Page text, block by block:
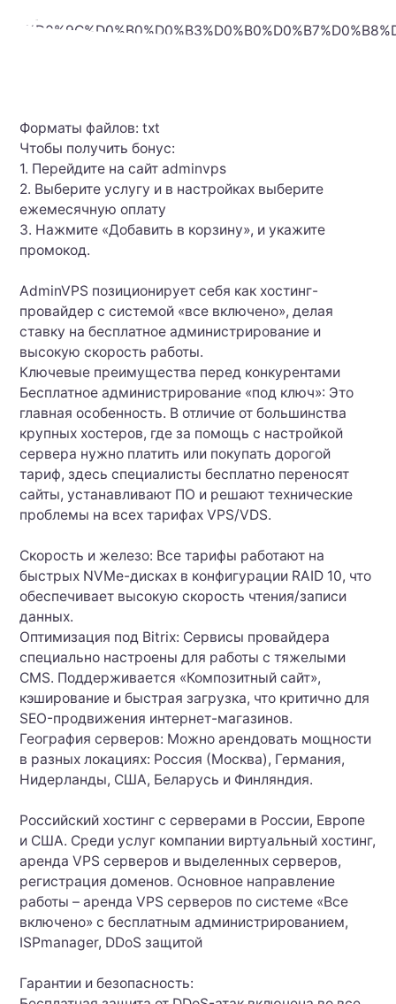
Форматы файлов: txt
Чтобы получить бонус:
1. Перейдите на сайт adminvps
2. Выберите услугу и в настройках выберите
ежемесячную оплату
3. Нажмите «Добавить в корзину», и укажите
промокод.
AdminVPS позиционирует себя как хостинг-
провайдер с системой «все включено», делая
ставку на бесплатное администрирование и
высокую скорость работы.
Ключевые преимущества перед конкурентами
Бесплатное администрирование «под ключ»: Это
главная особенность. В отличие от большинства
крупных хостеров, где за помощь с настройкой
сервера нужно платить или покупать дорогой
тариф, здесь специалисты бесплатно переносят
сайты, устанавливают ПО и решают технические
проблемы на всех тарифах VPS/VDS.
Скорость и железо: Все тарифы работают на
быстрых NVMe-дисках в конфигурации RAID 10, что
обеспечивает высокую скорость чтения/записи
данных.
Оптимизация под Bitrix: Сервисы провайдера
специально настроены для работы с тяжелыми
CMS. Поддерживается «Композитный сайт»,
кэширование и быстрая загрузка, что критично для
SEO-продвижения интернет-магазинов.
География серверов: Можно арендовать мощности
в разных локациях: Россия (Москва), Германия,
Нидерланды, США, Беларусь и Финляндия.
Российский хостинг с серверами в России, Европе
и США. Среди услуг компании виртуальный хостинг,
аренда VPS серверов и выделенных серверов,
регистрация доменов. Основное направление
работы – аренда VPS серверов по системе «Все
включено» с бесплатным администрированием,
ISPmanager, DDoS защитой
Гарантии и безопасность: